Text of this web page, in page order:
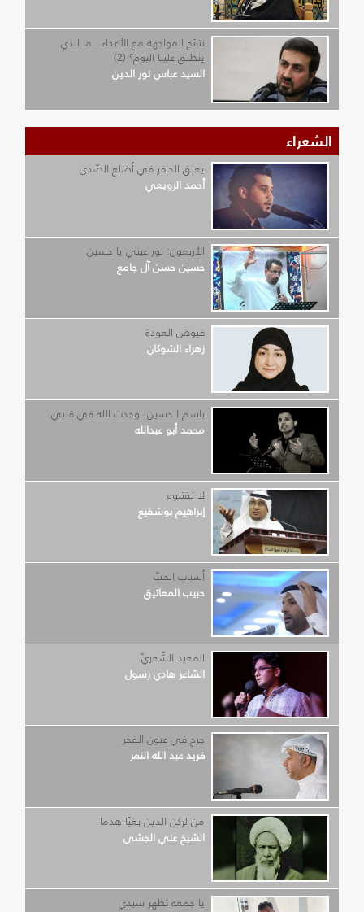
نتائج المواجهة مع الأعداء.. ما الذي
ينطبق علينا اليوم؟ (2)
السيد عباس نور الدين
الشعراء
يعلق الحافر في أضلع الصّدى
أحمد الرويعي
الأربعون: نور عيني يا حسين
حسين حسن آل جامع
فيوض العودة
زهراء الشوكان
باسم الحسين؛ وجدت الله في قلبي
محمد أبو عبدالله
لا تقتلوه
إبراهيم بوشفيع
أسباب الحبّ
حبيب المعاتيق
المعبد الشّعريّ
الشاعر هادي رسول
جرح في عيون الفجر
فريد عبد الله النمر
من لركن الدين بغيًا هدما
الشيخ علي الجشي
يا جمعه تظهر سيدي